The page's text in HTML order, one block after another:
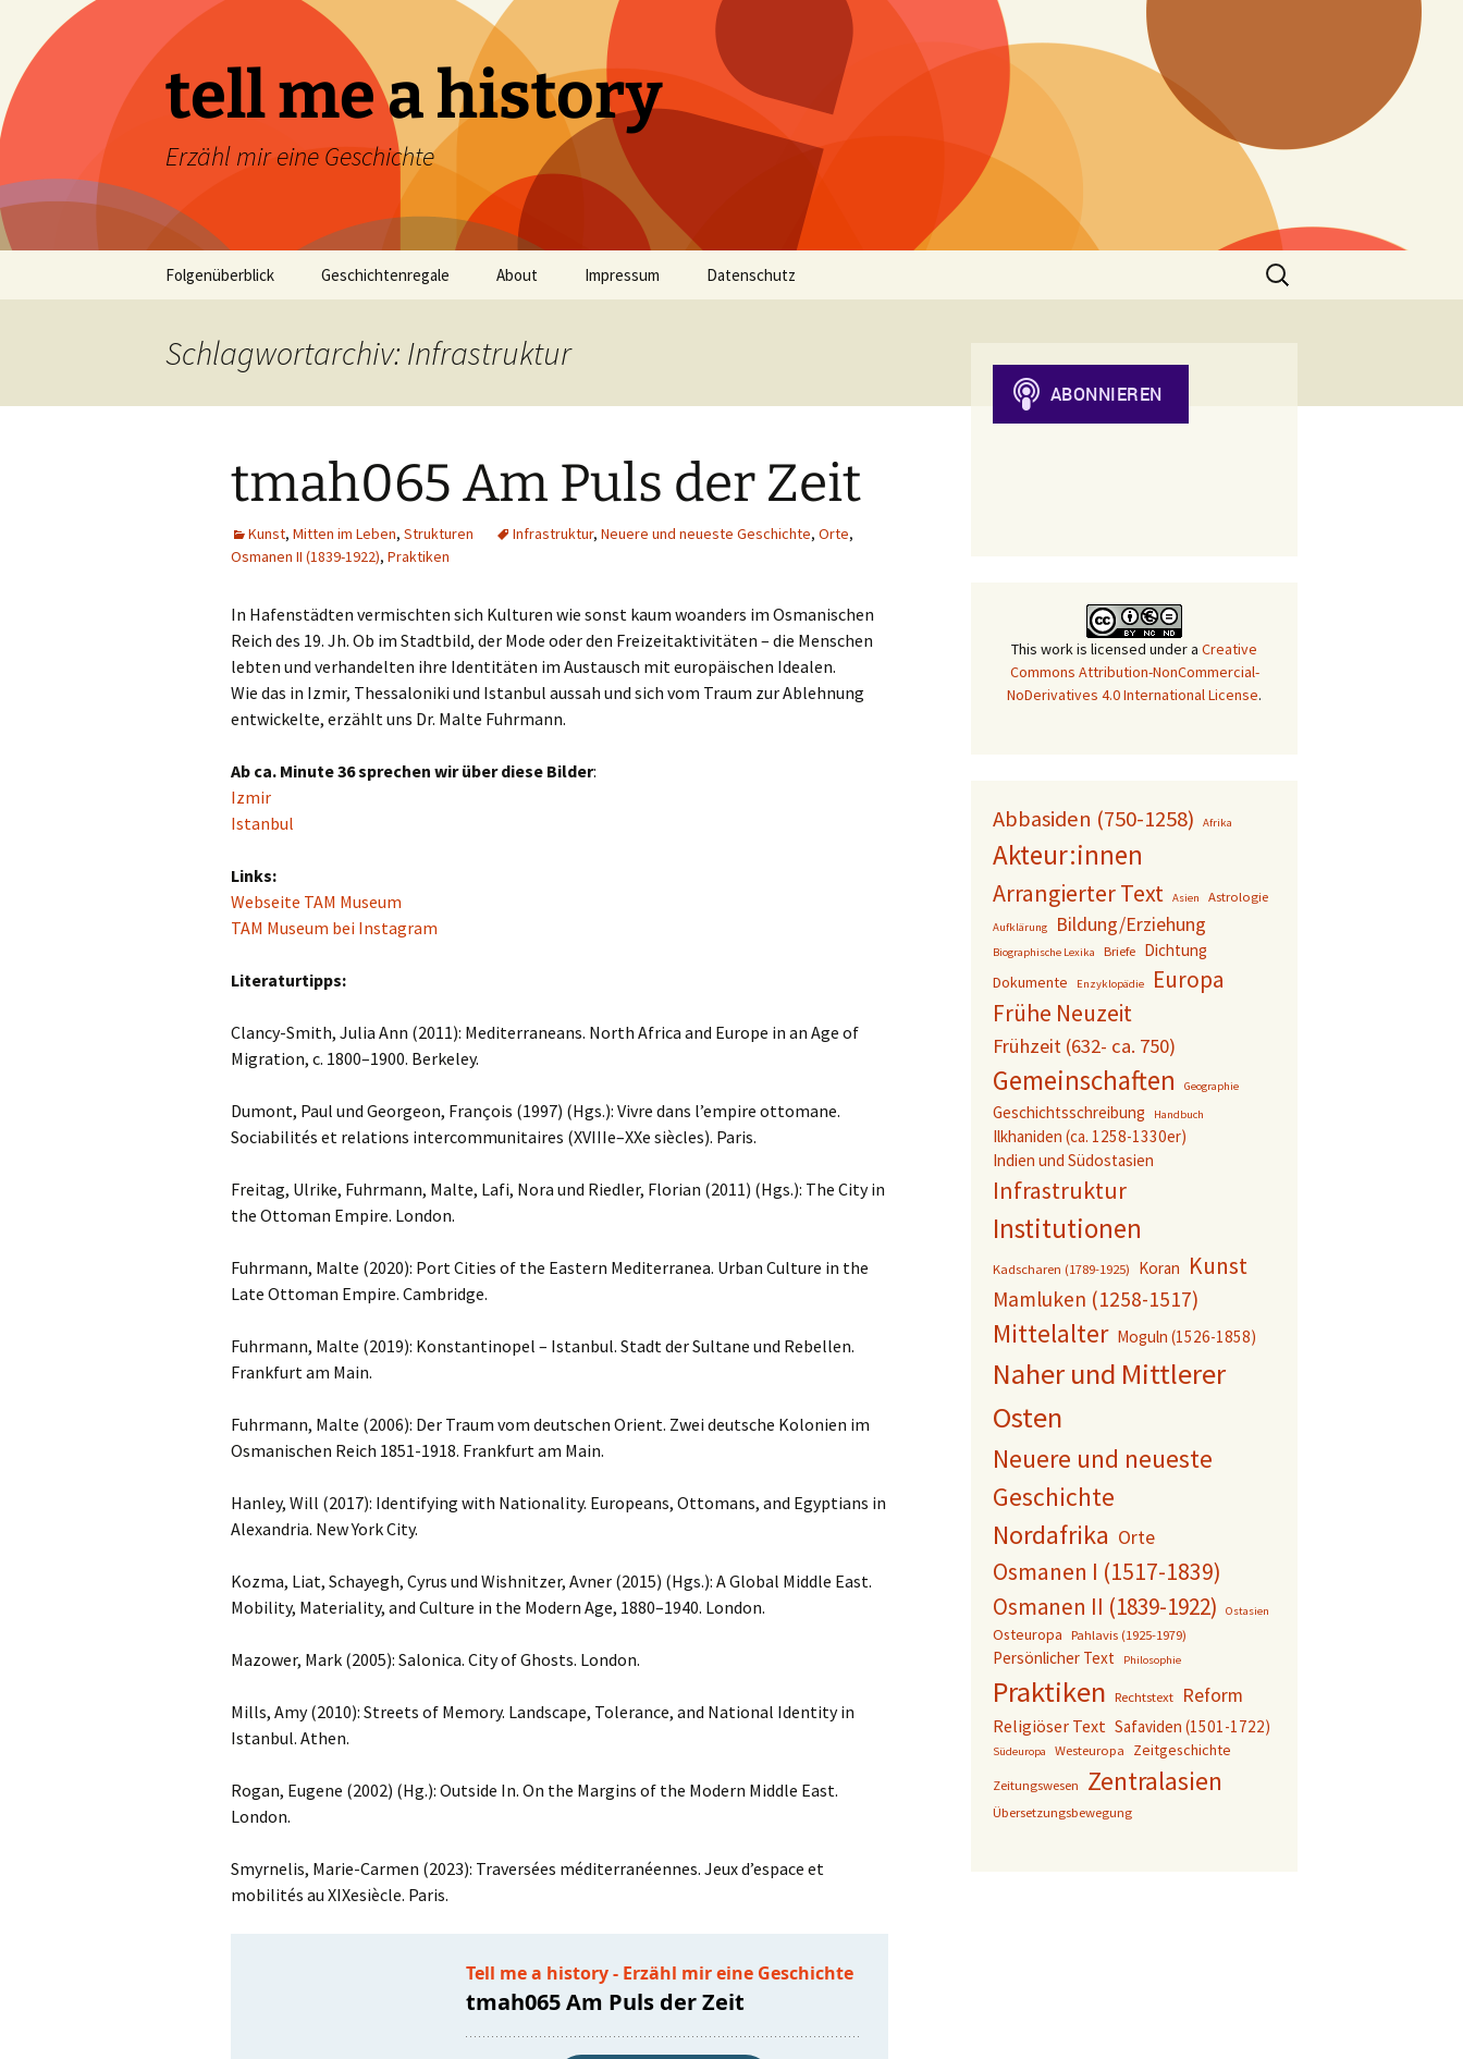
Inhalt
springen
tell me a history
Erzähl mir eine Geschichte
Folgenüberblick Geschichtenregale
Mitten im Leben
Sprache und Literatur
About Impressum Datenschutz
Suchen
nach:
Schlagwortarchiv: Infrastruktur
tmah065 Am Puls der Zeit
Kunst, Mitten im Leben, Strukturen Infrastruktur, Neuere und neueste Geschichte, Orte,
Osmanen II (1839-1922), Praktiken
In Hafenstädten vermischten sich Kulturen wie sonst kaum woanders im Osmanischen
Reich des 19. Jh. Ob im Stadtbild, der Mode oder den Freizeitaktivitäten – die Menschen
lebten und verhandelten ihre Identitäten im Austausch mit europäischen Idealen.
Wie das in Izmir, Thessaloniki und Istanbul aussah und sich vom Traum zur Ablehnung
entwickelte, erzählt uns Dr. Malte Fuhrmann.
Ab ca. Minute 36 sprechen wir über diese Bilder:
Izmir
Istanbul
Links:
Webseite TAM Museum
TAM Museum bei Instagram
Literaturtipps:
Clancy-Smith, Julia Ann (2011): Mediterraneans. North Africa and Europe in an Age of
Migration, c. 1800–1900. Berkeley.
Dumont, Paul und Georgeon, François (1997) (Hgs.): Vivre dans l’empire ottomane.
Sociabilités et relations intercommunitaires (XVIIIe–XXe siècles). Paris.
Freitag, Ulrike, Fuhrmann, Malte, Lafi, Nora und Riedler, Florian (2011) (Hgs.): The City in
the Ottoman Empire. London.
Fuhrmann, Malte (2020): Port Cities of the Eastern Mediterranea. Urban Culture in the
Late Ottoman Empire. Cambridge.
Fuhrmann, Malte (2019): Konstantinopel – Istanbul. Stadt der Sultane und Rebellen.
Frankfurt am Main.
Fuhrmann, Malte (2006): Der Traum vom deutschen Orient. Zwei deutsche Kolonien im
Osmanischen Reich 1851-1918. Frankfurt am Main.
Hanley, Will (2017): Identifying with Nationality. Europeans, Ottomans, and Egyptians in
Alexandria. New York City.
Kozma, Liat, Schayegh, Cyrus und Wishnitzer, Avner (2015) (Hgs.): A Global Middle East.
Mobility, Materiality, and Culture in the Modern Age, 1880–1940. London.
Mazower, Mark (2005): Salonica. City of Ghosts. London.
Mills, Amy (2010): Streets of Memory. Landscape, Tolerance, and National Identity in
Istanbul. Athen.
Rogan, Eugene (2002) (Hg.): Outside In. On the Margins of the Modern Middle East.
London.
Smyrnelis, Marie-Carmen (2023): Traversées méditerranéennes. Jeux d’espace et
mobilités au XIXesiècle. Paris.
This work is licensed under a Creative
Commons Attribution-NonCommercial-
NoDerivatives 4.0 International License.
Abbasiden (750-1258) Afrika
Akteur:innen
Arrangierter Text Asien Astrologie
Aufklärung Bildung/Erziehung
Biographische Lexika Briefe Dichtung
Dokumente Enzyklopädie
Europa
Frühe Neuzeit
Frühzeit (632- ca. 750)
Gemeinschaften Geographie
Geschichtsschreibung Handbuch
Ilkhaniden (ca. 1258-1330er)
Indien und Südostasien
Infrastruktur
Institutionen
Kadscharen (1789-1925) Koran Kunst
Mamluken (1258-1517)
Mittelalter Moguln (1526-1858)
Naher und Mittlerer
Osten
Neuere und neueste
Geschichte
Nordafrika Orte
Osmanen I (1517-1839)
Osmanen II (1839-1922)
Ostasien
Osteuropa Pahlavis (1925-1979)
Persönlicher Text Philosophie
Praktiken Rechtstext Reform
Religiöser Text Safaviden (1501-1722)
Südeuropa Westeuropa Zeitgeschichte
Zeitungswesen Zentralasien
Übersetzungsbewegung